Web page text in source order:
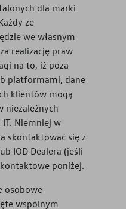
dla marki
ze
we własnym
realizację praw
na to, iż poza
platformami, dane
klientów mogą
niezależnych
Niemniej w
skontaktować się z
IOD Dealera (jeśli
kontaktowe poniżej.
osobowe
wspólnym